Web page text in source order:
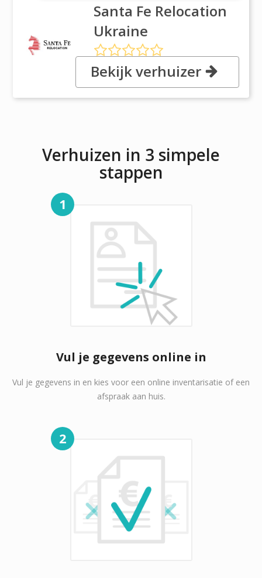
Santa Fe Relocation
Ukraine
, 34 Chervonogvardiyska Str.,
Kiev, Ukraine 02094, Kiev
Bekijk verhuizer
Verhuizen in 3 simpele
stappen
1
Vul je gegevens online in
Vul je gegevens in en kies voor een online inventarisatie of een
afspraak aan huis.
2